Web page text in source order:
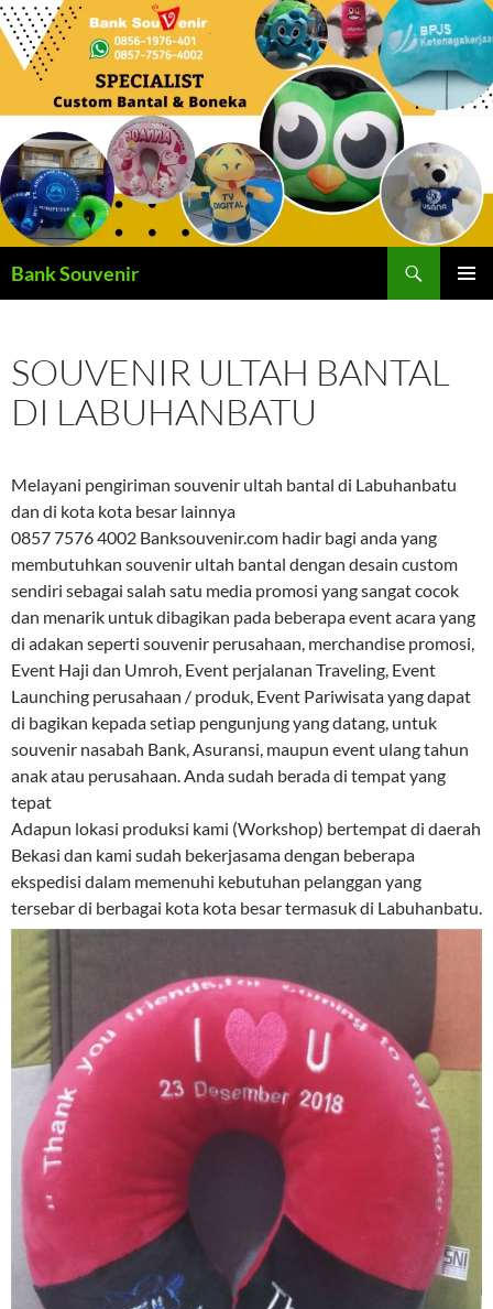
Langsung
ke
Bank Souvenir
SOUVENIR ULTAH BANTAL
DI LABUHANBATU
Melayani pengiriman souvenir ultah bantal di Labuhanbatu
dan di kota kota besar lainnya
0857 7576 4002 Banksouvenir.com hadir bagi anda yang
membutuhkan souvenir ultah bantal dengan desain custom
sendiri sebagai salah satu media promosi yang sangat cocok
dan menarik untuk dibagikan pada beberapa event acara yang
di adakan seperti souvenir perusahaan, merchandise promosi,
Event Haji dan Umroh, Event perjalanan Traveling, Event
Launching perusahaan / produk, Event Pariwisata yang dapat
di bagikan kepada setiap pengunjung yang datang, untuk
souvenir nasabah Bank, Asuransi, maupun event ulang tahun
anak atau perusahaan. Anda sudah berada di tempat yang
tepat
Adapun lokasi produksi kami (Workshop) bertempat di daerah
Bekasi dan kami sudah bekerjasama dengan beberapa
ekspedisi dalam memenuhi kebutuhan pelanggan yang
tersebar di berbagai kota kota besar termasuk di Labuhanbatu.